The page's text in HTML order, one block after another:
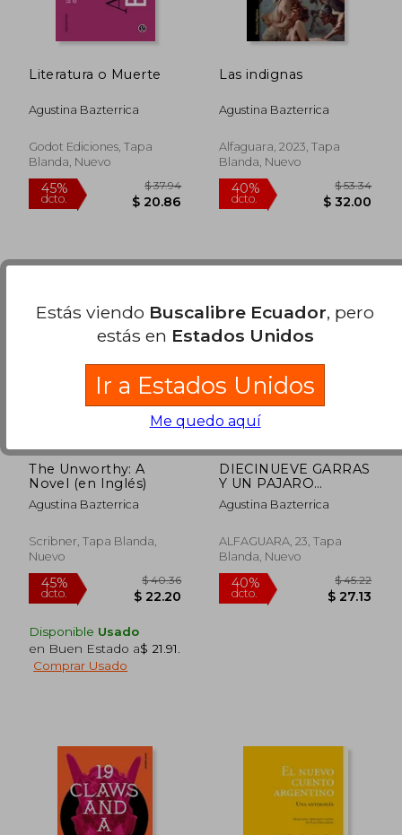
Literatura o Muerte
Agustina Bazterrica
Godot Ediciones, Tapa
Blanda, Nuevo
45%
dcto.
$ 37.94
Las indignas
Agustina Bazterrica
Alfaguara, 2023, Tapa
Blanda, Nuevo
The Unworthy: A
Novel (en Inglés)
Agustina Bazterrica
Scribner, Tapa Blanda,
Nuevo
Disponible Usado
en Buen Estado a$ 21.91
Comprar Usado
DIECINUEVE GARRAS
Y UN PAJARO
OSCURO
Agustina Bazterrica
ALFAGUARA, 23, Tapa
Blanda, Nuevo
Estás viendo Buscalibre Ecuador, pero
estás en Estados Unidos
Ir a Estados Unidos
Me quedo aquí